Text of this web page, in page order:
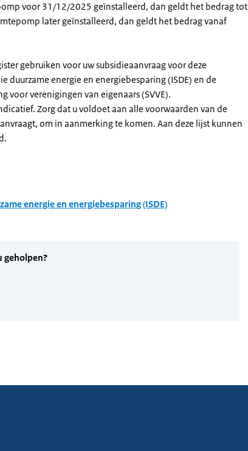
voor 31/12/2025 geïnstalleerd, dan geldt het bedrag tot
later geïnstalleerd, dan geldt het bedrag vanaf
gebruiken voor uw subsidieaanvraag voor deze
duurzame energie en energiebesparing (ISDE) en de
voor verenigingen van eigenaars (SVVE).
Zorg dat u voldoet aan alle voorwaarden van de
om in aanmerking te komen. Aan deze lijst kunnen
energie en energiebesparing (ISDE)